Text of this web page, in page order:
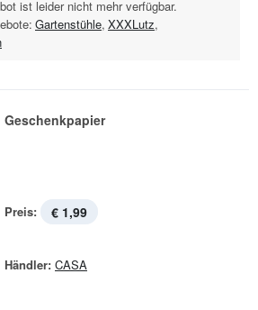
ist leider nicht mehr verfügbar.
Gartenstühle, XXXLutz,
Geschenkpapier
Preis: € 1,99
Händler: CASA